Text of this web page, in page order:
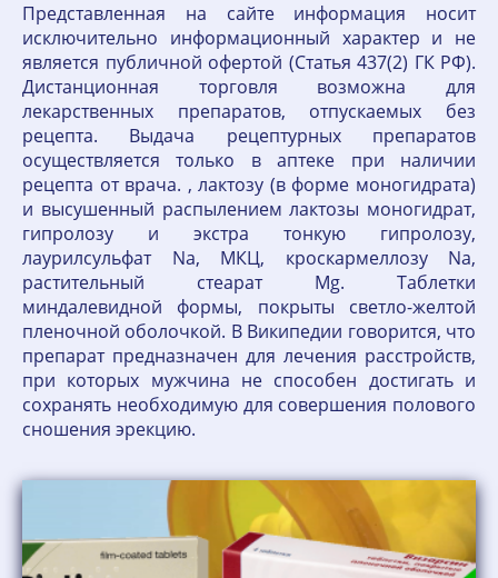
Представленная на сайте информация носит
исключительно информационный характер и не
является публичной офертой (Статья 437(2) ГК РФ).
Дистанционная торговля возможна для
лекарственных препаратов, отпускаемых без
рецепта. Выдача рецептурных препаратов
осуществляется только в аптеке при наличии
рецепта от врача. , лактозу (в форме моногидрата)
и высушенный распылением лактозы моногидрат,
гипролозу и экстра тонкую гипролозу,
лаурилсульфат Na, МКЦ, кроскармеллозу Na,
растительный стеарат Mg. Таблетки
миндалевидной формы, покрыты светло-желтой
пленочной оболочкой. В Википедии говорится, что
препарат предназначен для лечения расстройств,
при которых мужчина не способен достигать и
сохранять необходимую для совершения полового
сношения эрекцию.